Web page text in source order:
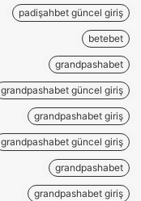
padişahbet güncel giriş
betebet
grandpashabet
grandpashabet güncel giriş
grandpashabet giriş
grandpashabet güncel giriş
grandpashabet
grandpashabet giriş